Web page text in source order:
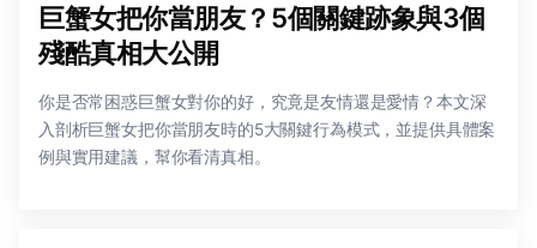
巨蟹女把你當朋友？5個關鍵跡象與3個
殘酷真相大公開
你是否常困惑巨蟹女對你的好，究竟是友情還是愛情？本文深
入剖析巨蟹女把你當朋友時的5大關鍵行為模式，並提供具體案
例與實用建議，幫你看清真相。